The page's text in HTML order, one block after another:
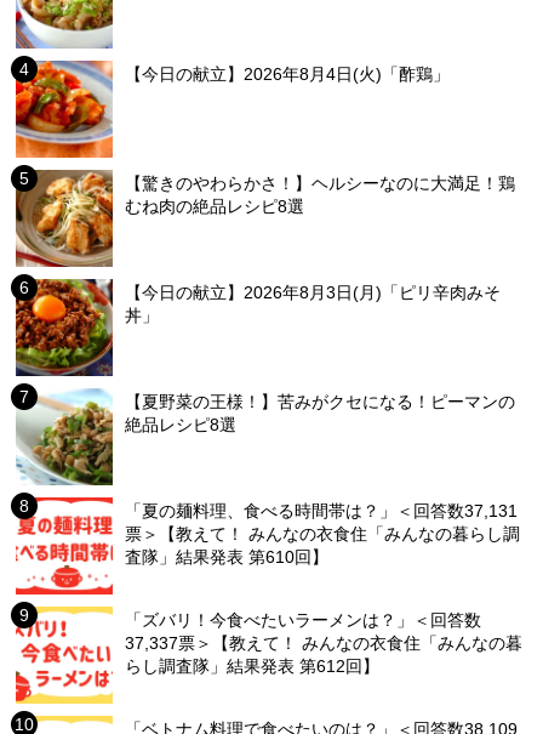
【今日の献立】2026年8月4日(火)「酢鶏」
【驚きのやわらかさ！】ヘルシーなのに大満足！鶏
むね肉の絶品レシピ8選
【今日の献立】2026年8月3日(月)「ピリ辛肉みそ
丼」
【夏野菜の王様！】苦みがクセになる！ピーマンの
絶品レシピ8選
「夏の麺料理、食べる時間帯は？」＜回答数37,131
票＞【教えて！ みんなの衣食住「みんなの暮らし調
査隊」結果発表 第610回】
「ズバリ！今食べたいラーメンは？」＜回答数
37,337票＞【教えて！ みんなの衣食住「みんなの暮
らし調査隊」結果発表 第612回】
「ベトナム料理で食べたいのは？」＜回答数38,109